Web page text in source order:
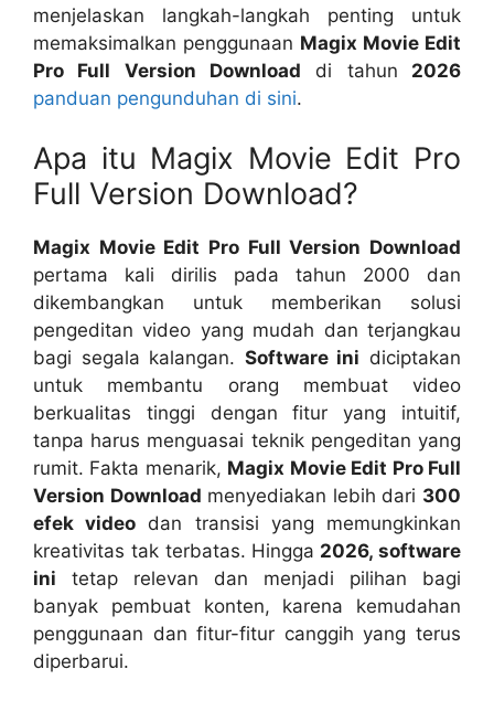
menjelaskan langkah-langkah penting untuk
memaksimalkan penggunaan Magix Movie Edit
Pro Full Version Download di tahun 2026
panduan pengunduhan di sini.
Apa itu Magix Movie Edit Pro
Full Version Download?
Magix Movie Edit Pro Full Version Download
pertama kali dirilis pada tahun 2000 dan
dikembangkan untuk memberikan solusi
pengeditan video yang mudah dan terjangkau
bagi segala kalangan. Software ini diciptakan
untuk membantu orang membuat video
berkualitas tinggi dengan fitur yang intuitif,
tanpa harus menguasai teknik pengeditan yang
rumit. Fakta menarik, Magix Movie Edit Pro Full
Version Download menyediakan lebih dari 300
efek video dan transisi yang memungkinkan
kreativitas tak terbatas. Hingga 2026, software
ini tetap relevan dan menjadi pilihan bagi
banyak pembuat konten, karena kemudahan
penggunaan dan fitur-fitur canggih yang terus
diperbarui.